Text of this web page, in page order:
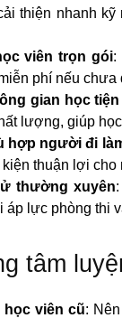
thiện nhanh
viên trọn gói:
phí nếu chưa
gian học
lượng, giúp
hợp người đi
thuận lợi
thường xuyên
áp lực phòng thi
tâm
học viên cũ: